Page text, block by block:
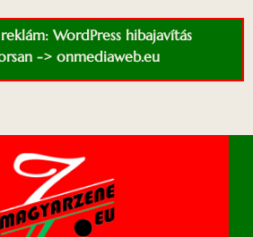
WordPress hibajavítás
-> onmediaweb.eu